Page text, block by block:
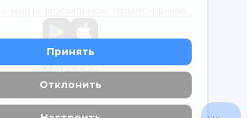
Принять
Отклонить
Магазины
ООО "ВОТОНЯ". Детские товары с доставкой